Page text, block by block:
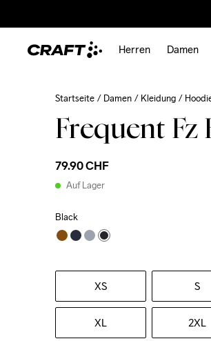
Herren Damen
Startseite Damen Kleidung
Frequent Fz
79.90 CHF
Auf Lager
Black
XS S
XL 2XL